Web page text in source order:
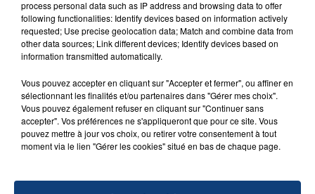
20 juillet 2026
UNE ADOLESCENTE DEVANT SE FAIRE
OPÉRER DE LA CHEVILLE RESSORT DE LA...
La famille a porté plainte contre la clinique qui a
reconnu sa responsabilité et présenté ses
excuses.
TITRES DIFFUSÉS
process personal data such as IP address and browsing data to offer
following functionalities: Identify devices based on information actively
requested; Use precise geolocation data; Match and combine data from
other data sources; Link different devices; Identify devices based on
information transmitted automatically.
Vous pouvez accepter en cliquant sur "Accepter et fermer", ou affiner en
sélectionnant les finalités et/ou partenaires dans "Gérer mes choix".
Vous pouvez également refuser en cliquant sur "Continuer sans
accepter". Vos préférences ne s'appliqueront que pour ce site. Vous
pouvez mettre à jour vos choix, ou retirer votre consentement à tout
moment via le lien "Gérer les cookies" situé en bas de chaque page.